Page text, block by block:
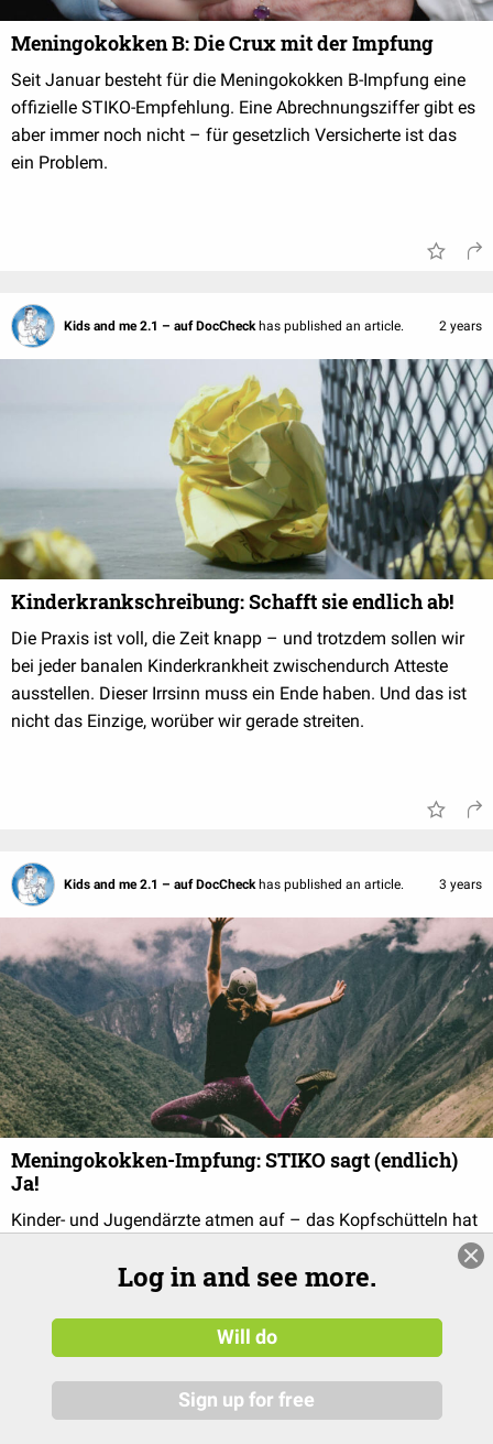
Meningokokken B: Die Crux mit der Impfung
Seit Januar besteht für die Meningokokken B-Impfung eine
offizielle STIKO-Empfehlung. Eine Abrechnungsziffer gibt es
aber immer noch nicht – für gesetzlich Versicherte ist das
ein Problem.
Kids and me 2.1 – auf DocCheck has published an article. 2 years
Kinderkrankschreibung: Schafft sie endlich ab!
Die Praxis ist voll, die Zeit knapp – und trotzdem sollen wir
bei jeder banalen Kinderkrankheit zwischendurch Atteste
ausstellen. Dieser Irrsinn muss ein Ende haben. Und das ist
nicht das Einzige, worüber wir gerade streiten.
Kids and me 2.1 – auf DocCheck has published an article. 3 years
Meningokokken-Impfung: STIKO sagt (endlich)
Ja!
Kinder- und Jugendärzte atmen auf – das Kopfschütteln hat
ein Ende. Die STIKO gibt eine offizielle Impfempfehlung für
Meningokokken B. Doch eine andere Empfehlung macht
Log in and see more.
Will do
Sign up for free